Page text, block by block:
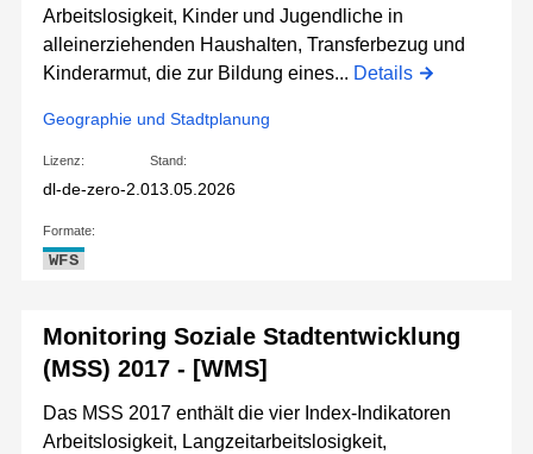
Arbeitslosigkeit, Kinder und Jugendliche in
alleinerziehenden Haushalten, Transferbezug und
Kinderarmut, die zur Bildung eines... Details
Geographie und Stadtplanung
Lizenz:
dl-de-zero-2.0
Stand:
13.05.2026
Formate:
WFS
Monitoring Soziale Stadtentwicklung
(MSS) 2017 - [WMS]
Das MSS 2017 enthält die vier Index-Indikatoren
Arbeitslosigkeit, Langzeitarbeitslosigkeit,